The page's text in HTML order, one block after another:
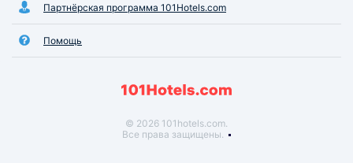
Партнёрская программа 101Hotels.com
Помощь
© 2026 101hotels.com.
Все права защищены.